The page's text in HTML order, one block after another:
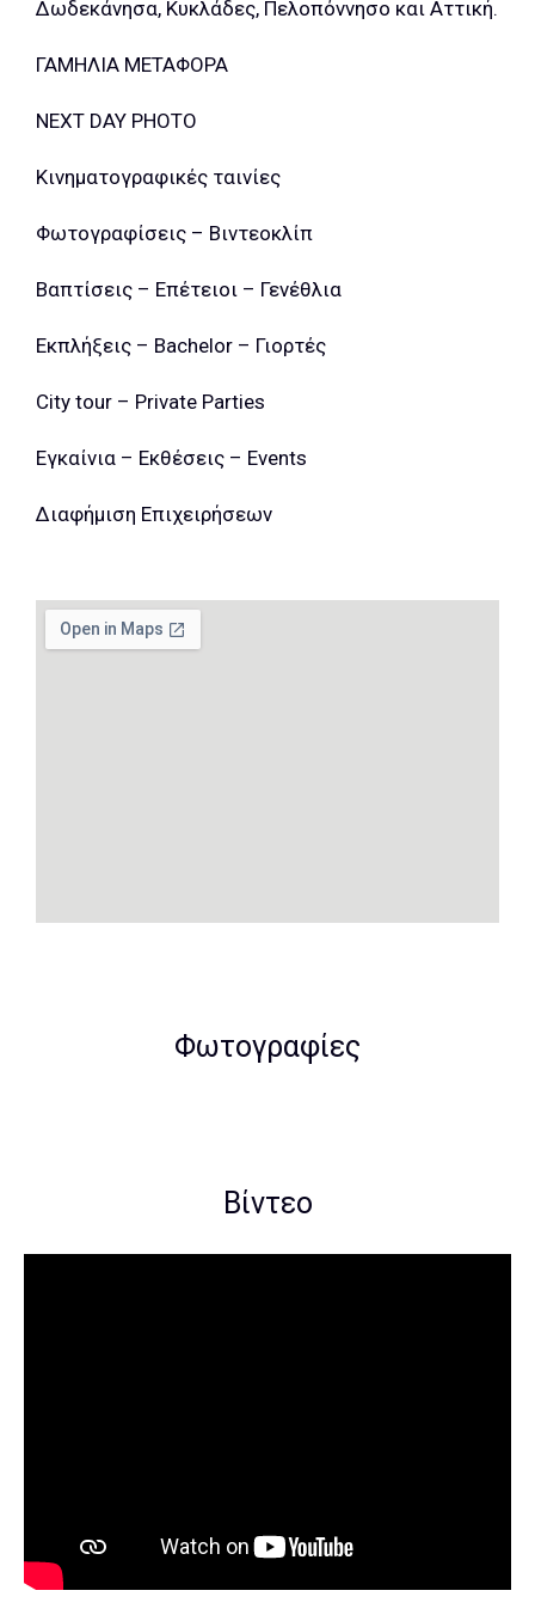
Δωδεκάνησα, Κυκλάδες, Πελοπόννησο και Αττική.
ΓΑΜΗΛΙΑ ΜΕΤΑΦΟΡΑ
NEXT DAY PHOTO
Κινηματογραφικές ταινίες
Φωτογραφίσεις – Βιντεοκλίπ
Βαπτίσεις – Επέτειοι – Γενέθλια
Εκπλήξεις – Bachelor – Γιορτές
City tour – Private Parties
Εγκαίνια – Εκθέσεις – Events
Διαφήμιση Επιχειρήσεων
Φωτογραφίες
Βίντεο